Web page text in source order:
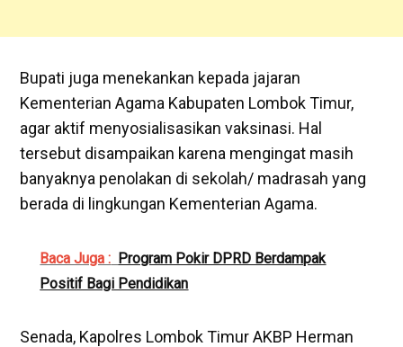
Bupati juga menekankan kepada jajaran
Kementerian Agama Kabupaten Lombok Timur,
agar aktif menyosialisasikan vaksinasi. Hal
tersebut disampaikan karena mengingat masih
banyaknya penolakan di sekolah/ madrasah yang
berada di lingkungan Kementerian Agama.
Baca Juga : Program Pokir DPRD Berdampak
Positif Bagi Pendidikan
Senada, Kapolres Lombok Timur AKBP Herman